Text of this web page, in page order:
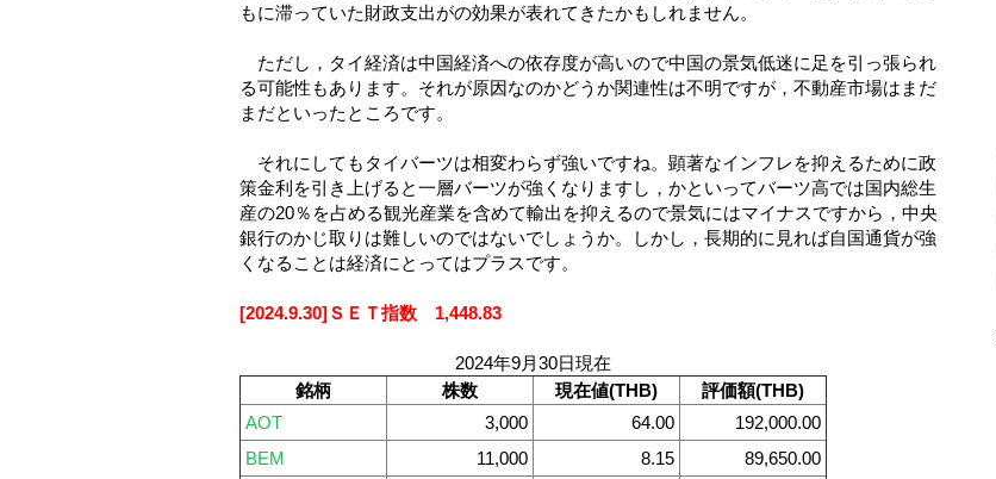
もに滞っていた財政支出がの効果が表れてきたかもしれません。
ただし，タイ経済は中国経済への依存度が高いので中国の景気低迷に足を引っ張られ
る可能性もあります。それが原因なのかどうか関連性は不明ですが，不動産市場はまだ
まだといったところです。
それにしてもタイバーツは相変わらず強いですね。顕著なインフレを抑えるために政
策金利を引き上げると一層バーツが強くなりますし，かといってバーツ高では国内総生
産の20％を占める観光産業を含めて輸出を抑えるので景気にはマイナスですから，中央
銀行のかじ取りは難しいのではないでしょうか。しかし，長期的に見れば自国通貨が強
くなることは経済にとってはプラスです。
[2024.9.30]ＳＥＴ指数 1,448.83
2024年9月30日現在
銘柄
株数 現在値(THB)
評価額(THB)
AOT
3,000 64.00
192,000.00
BEM
11,000 8.15
89,650.00